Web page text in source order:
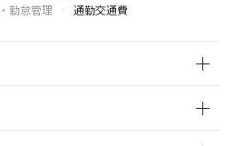
勤怠管理 通勤交通費